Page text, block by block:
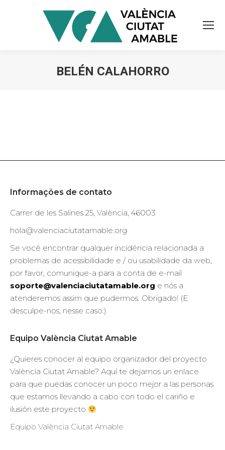
BELÉN CALAHORRO
Informações de contato
Carrer de les Salines 25, València, 46003
hola@valenciaciutatamable.org
Se você encontrar qualquer incidência relacionada a
problemas de acessibilidade e / ou usabilidade da web,
por favor, comunique-a para a conta de e-mail
soporte@valenciaciutatamable.org e nós a
atenderemos assim que pudermos. Obrigado! (E
desculpe-nos, nesse caso.)
Equipo València Ciutat Amable
¿Quieres conocer al equipo organizador del proyecto
València Ciutat Amable? Aquí te dejamos un enlace
para que puedas conocer un poco mejor a las personas
que estamos llevando a cabo con todo el cariño e
ilusión este proyecto
Equipo València Ciutat Amable